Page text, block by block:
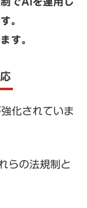
。
す。
化されていま
らの法規制と